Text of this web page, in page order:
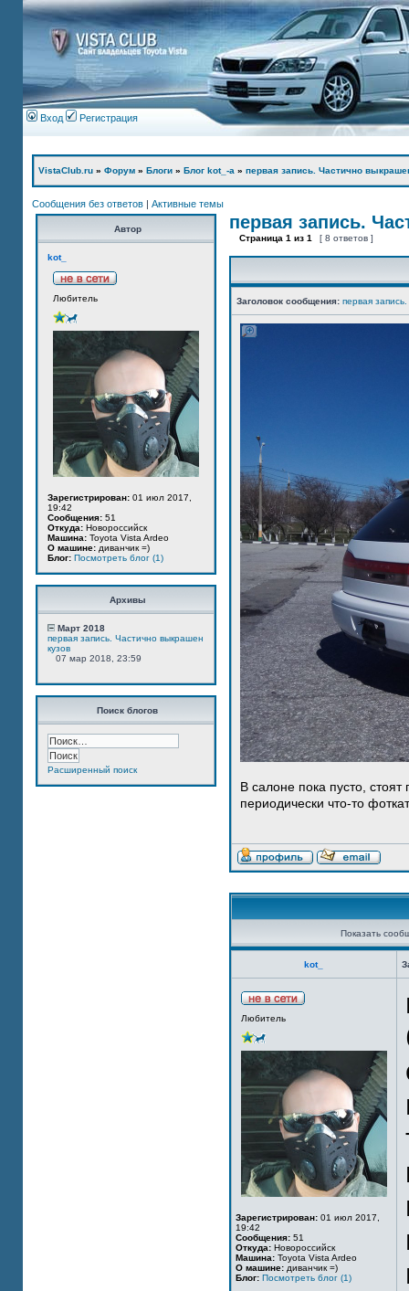
Вход Регистрация
VistaClub.ru » Форум » Блоги » Блог kot_-а » первая запись. Частично
Сообщения без ответов | Активные темы
Автор
kot_
Любитель
Зарегистрирован: 01 июл 2017,
19:42
Сообщения: 51
Откуда: Новороссийск
Машина: Toyota Vista Ardeo
О машине: диванчик =)
Блог: Посмотреть блог (1)
Архивы
Март 2018
первая запись. Частично выкрашен
кузов
07 мар 2018, 23:59
Поиск блогов
Расширенный поиск
первая запись.
Страница 1 из 1 [ 8 ответов ]
Заголовок сообщения: первая
В салоне пока пусто,
периодически что-то
Показать
kot_
Любитель
Зарегистрирован: 01 июл 2017,
19:42
Сообщения: 51
Откуда: Новороссийск
Машина: Toyota Vista Ardeo
О машине: диванчик =)
Блог: Посмотреть блог (1)